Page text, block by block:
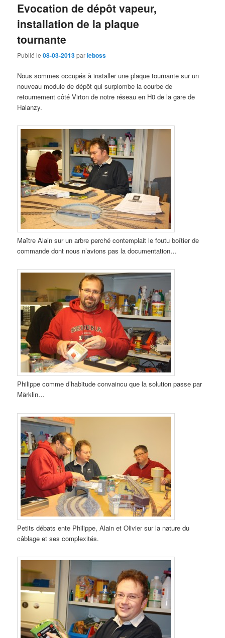
Evocation de dépôt vapeur,
installation de la plaque
tournante
Publié le08-03-2013parleboss
Nous sommes occupés à installer une plaque tournante sur un
nouveau module de dépôt qui surplombe la courbe de
retournement côté Virton de notre réseau en H0 de la gare de
Halanzy.
Maître Alain sur un arbre perché contemplait le foutu boîtier de
commande dont nous n’avions pas la documentation…
Philippe comme d’habitude convaincu que la solution passe par
Märklin…
Petits débats ente Philippe, Alain et Olivier sur la nature du
câblage et ses complexités.